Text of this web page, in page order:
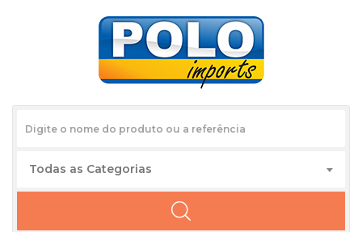
Todas as Categorias